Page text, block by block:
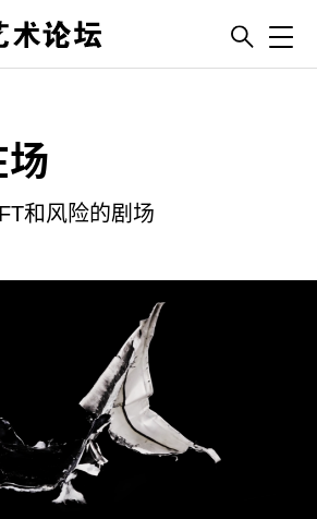
场
和风险的剧场